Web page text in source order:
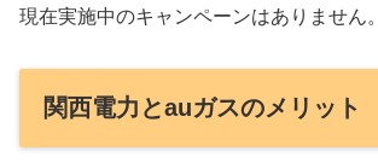
現在実施中のキャンペーンはありません。
関西電力とauガスのメリット